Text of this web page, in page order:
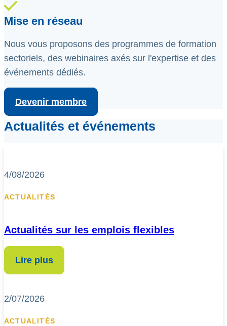
Mise en réseau
Nous vous proposons des programmes de formation
sectoriels, des webinaires axés sur l'expertise et des
événements dédiés.
Devenir membre
Actualités et événements
4/08/2026
ACTUALITÉS
Actualités sur les emplois flexibles
Lire plus
2/07/2026
ACTUALITÉS